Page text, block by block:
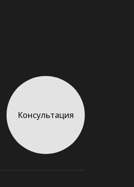
Консультация